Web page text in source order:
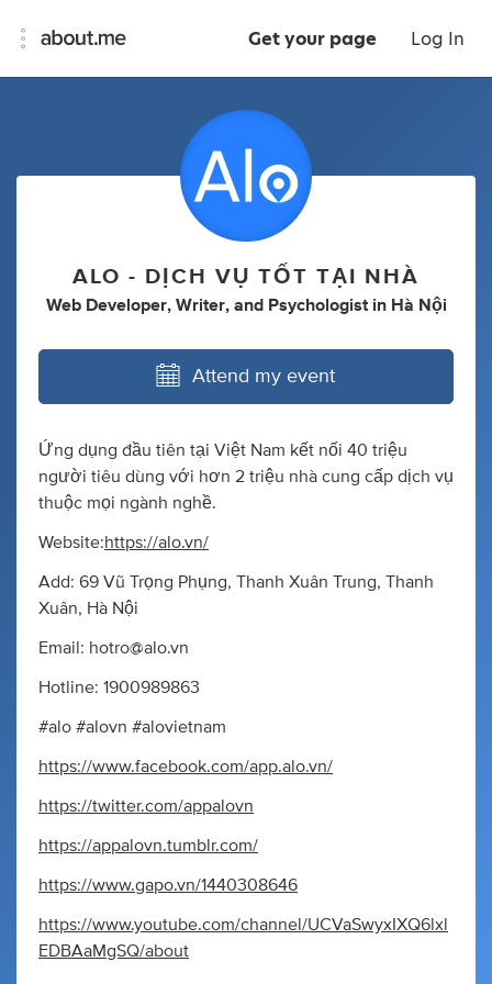
Get your page Log In
ALO - DỊCH VỤ TỐT TẠI NHÀ
Web Developer, Writer, and Psychologist in Hà Nội
Attend my event
Ứng dụng đầu tiên tại Việt Nam kết nối 40 triệu
người tiêu dùng với hơn 2 triệu nhà cung cấp dịch vụ
thuộc mọi ngành nghề.
Website:https://alo.vn/
Add: 69 Vũ Trọng Phụng, Thanh Xuân Trung, Thanh
Xuân, Hà Nội
Email: hotro@alo.vn
Hotline: 1900989863
#alo #alovn #alovietnam
https://www.facebook.com/app.alo.vn/
https://twitter.com/appalovn
https://appalovn.tumblr.com/
https://www.gapo.vn/1440308646
https://www.youtube.com/channel/UCVaSwyxIXQ6lxl
EDBAaMgSQ/about